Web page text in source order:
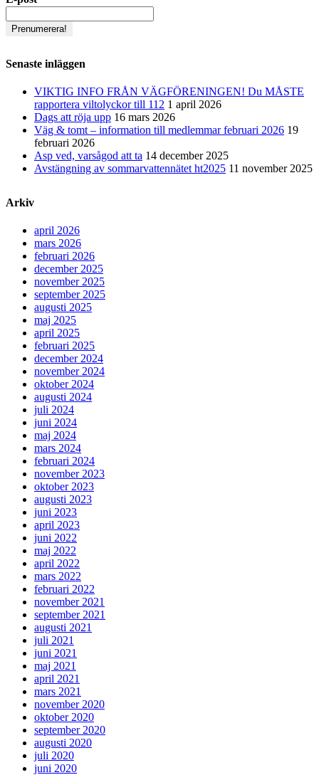
Senaste inläggen
VIKTIG INFO FRÅN VÄGFÖRENINGEN! Du MÅSTE
rapportera viltolyckor till 112 1 april 2026
Dags att röja upp 16 mars 2026
Väg & tomt – information till medlemmar februari 2026 19
februari 2026
Asp ved, varsågod att ta 14 december 2025
Avstängning av sommarvattennätet ht2025 11 november 2025
Arkiv
april 2026
mars 2026
februari 2026
december 2025
november 2025
september 2025
augusti 2025
maj 2025
april 2025
februari 2025
december 2024
november 2024
oktober 2024
augusti 2024
juli 2024
juni 2024
maj 2024
mars 2024
februari 2024
november 2023
oktober 2023
augusti 2023
juni 2023
april 2023
juni 2022
maj 2022
april 2022
mars 2022
februari 2022
november 2021
september 2021
augusti 2021
juli 2021
juni 2021
maj 2021
april 2021
mars 2021
november 2020
oktober 2020
september 2020
augusti 2020
juli 2020
juni 2020